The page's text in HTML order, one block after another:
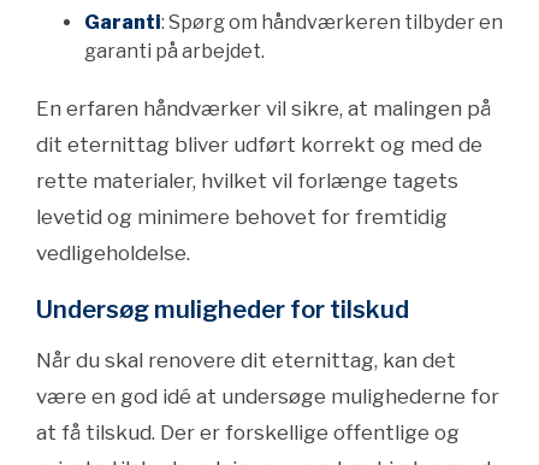
Garanti: Spørg om håndværkeren tilbyder en
garanti på arbejdet.
En erfaren håndværker vil sikre, at malingen på
dit eternittag bliver udført korrekt og med de
rette materialer, hvilket vil forlænge tagets
levetid og minimere behovet for fremtidig
vedligeholdelse.
Undersøg muligheder for tilskud
Når du skal renovere dit eternittag, kan det
være en god idé at undersøge mulighederne for
at få tilskud. Der er forskellige offentlige og